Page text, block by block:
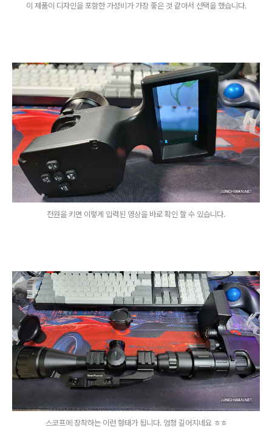
이 제품이 디자인을 포함한 가성비가 가장 좋은 것 같아서 선택을 했습니다.
전원을 키면 이렇게 입력된 영상을 바로 확인 할 수 있습니다.
스코프에 장착하는 이런 형태가 됩니다. 엄청 길어지네요 ㅎㅎ